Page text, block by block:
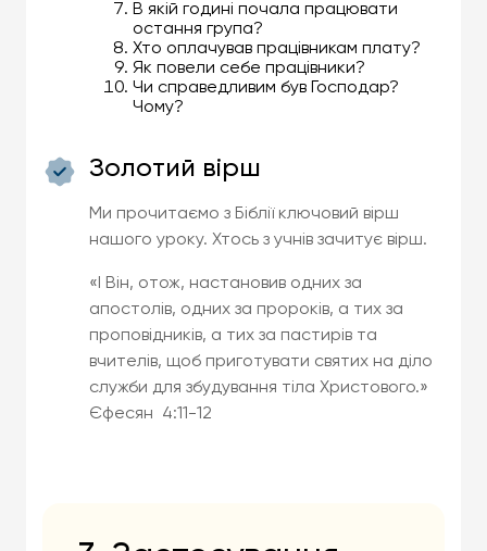
В якій годині почала працювати
остання група?
Хто оплачував працівникам плату?
Як повели себе працівники?
Чи справедливим був Господар?
Чому?
Золотий вірш
Ми прочитаємо з Біблії ключовий вірш
нашого уроку. Хтось з учнів зачитує вірш.
«І Він, отож, настановив одних за
апостолів, одних за пророків, а тих за
проповідників, а тих за пастирів та
вчителів, щоб приготувати святих на діло
служби для збудування тіла Христового.»
Єфесян 4:11-12